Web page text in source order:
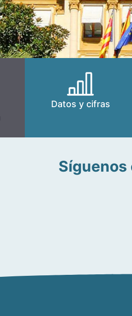
Datos y cifras
Síguenos